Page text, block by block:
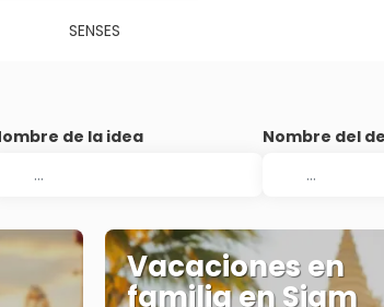
SENSES
de la idea Nombre del
Vacaciones en
familia en Siam